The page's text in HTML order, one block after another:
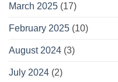
March 2025 (17)
February 2025 (10)
August 2024 (3)
July 2024 (2)